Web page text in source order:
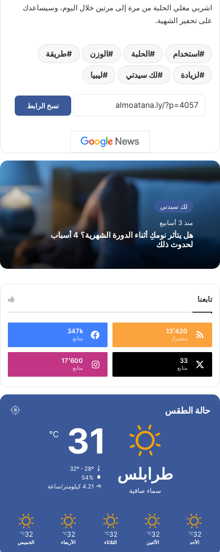
اشربي مغلي الحلبة من مرة إلى مرتين خلال اليوم، وسيساعدك
على تحفيز الشهية.
استخدام الحلبة الوزن طريقة
لزيادة لك سيدتي ليبيا
نسخ الرابط
لك سيدتي
منذ 3 أسابيع
هل يتأثر نومكِ أثناء الدورة الشهرية؟ 4 أسباب
لحدوث ذلك
تابعنا
13٬420
مشترك
347k
متابع
33
متابع
17٬600
متابع
حالة الطقس
طرابلس
سماء صافية
31
℃
32º - 28º
54%
4.21 كيلومتر/ساعة
32
℃
الأحد
32
℃
الأثنين
32
℃
الثلاثاء
32
℃
الأربعاء
32
℃
الخميس